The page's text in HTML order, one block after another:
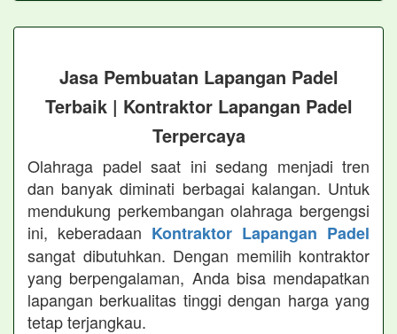
Jasa Pembuatan Lapangan Padel
Terbaik | Kontraktor Lapangan Padel
Terpercaya
Olahraga padel saat ini sedang menjadi tren
dan banyak diminati berbagai kalangan. Untuk
mendukung perkembangan olahraga bergengsi
ini, keberadaan Kontraktor Lapangan Padel
sangat dibutuhkan. Dengan memilih kontraktor
yang berpengalaman, Anda bisa mendapatkan
lapangan berkualitas tinggi dengan harga yang
tetap terjangkau.